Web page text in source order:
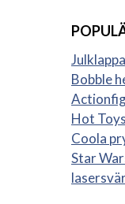
Bobble
Hot
Coola
Star